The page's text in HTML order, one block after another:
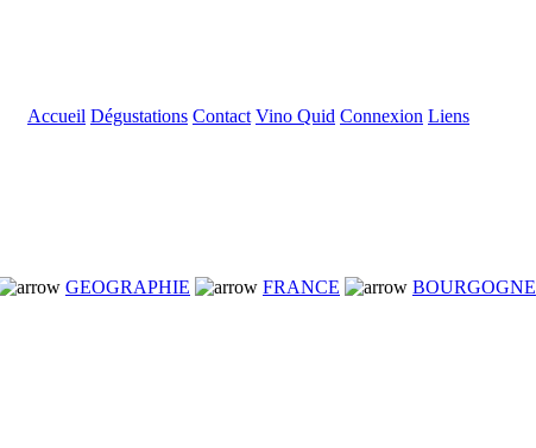
Accueil Dégustations Contact Vino Quid Connexion Liens
GEOGRAPHIE FRANCE BOURGOGNE